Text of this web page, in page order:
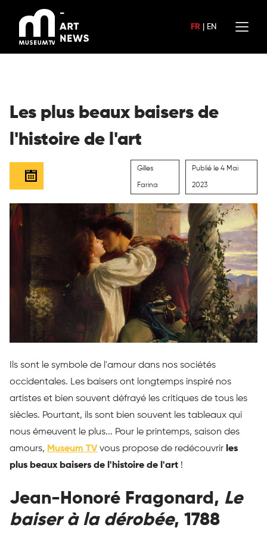
contenu
FR EN
Les plus beaux baisers de
l'histoire de l'art
Gilles
Farina
Publié le 4 Mai
2023
Ils sont le symbole de l'amour dans nos sociétés
occidentales. Les baisers ont longtemps inspiré nos
artistes et bien souvent défrayé les critiques de tous les
siècles. Pourtant, ils sont bien souvent les tableaux qui
nous émeuvent le plus... Pour le printemps, saison des
amours, Museum TV vous propose de redécouvrir les
plus beaux baisers de l'histoire de l'art !
Jean-Honoré Fragonard, Le
baiser à la dérobée, 1788